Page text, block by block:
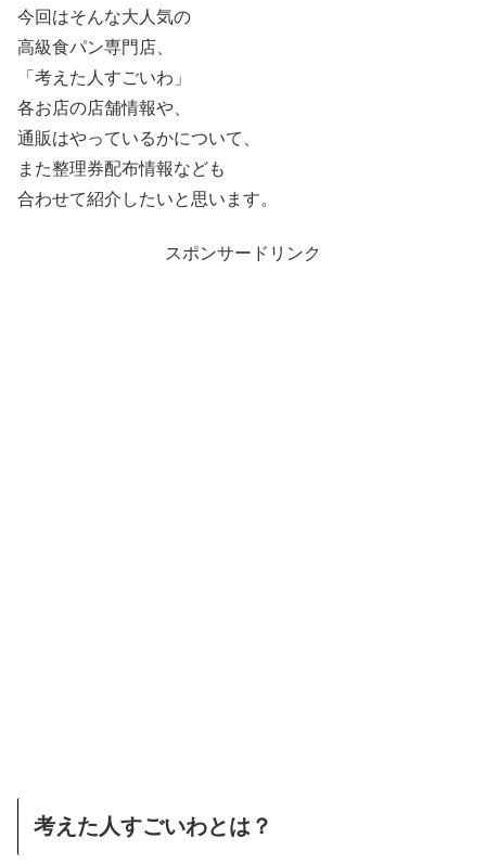
今回はそんな大人気の
高級食パン専門店、
「考えた人すごいわ」
各お店の店舗情報や、
通販はやっているかについて、
また整理券配布情報なども
合わせて紹介したいと思います。
スポンサードリンク
考えた人すごいわとは？